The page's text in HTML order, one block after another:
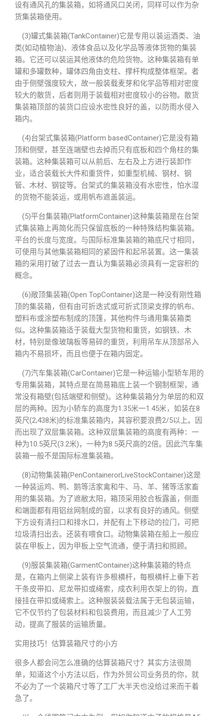
设有通风孔的集装箱，如将通风口关闭，同样可以作为杂
货集装箱使用。
(3)罐式集装箱(TankContainer)它是专用以装运酒类、油
类(如动植物油)、液体食品以及化学品等液体货物的集装
箱。它还可以装运其他液体的危险货物。这种集装箱有单
罐和多罐数种，罐体四角由支柱、撑杆构成整体框架。者
由于侧壁强度较大，故一般装载麦芽和化学品等相对密度
较大的散货，后者则用于装载相对密度较小的谷物。散货
集装箱顶部的装货口应设水密性良好的盖，以防雨水侵入
箱内。
(4)台架式集装箱(Platform basedContainer)它是没有箱
顶和侧壁，甚至连端壁也去掉而只有底板和四个角柱的集
装箱。这种集装箱可以从前后、左右及上方进行装卸作
业，适合装载长大件和重货件，如重型机械、钢材、钢
管、木材、钢锭等。台架式的集装箱没有水密性，怕水湿
的货物不能装运，或用帆布遮盖装运。
(5)平台集装箱(PlatformContainer)这种集装箱是在台架
式集装箱上再简化而只保留底板的一种特殊结构集装箱。
平台的长度与宽度。与国际标准集装箱的箱底尺寸相同，
可使用与其他集装箱相同的紧固件和起吊装置。这一集装
箱的采用打破了过去一直认为集装箱必须具有一定容积的
概念。
(6)敞顶集装箱(Open TopContainer)这是一种没有刚性箱
顶的集装箱，但有由可折迭式或可折式顶梁支撑的帆布、
塑料布或涂塑布制成的顶篷，其他构件与通用集装箱类
似。这种集装箱适于装载大型货物和重货，如钢铁、木
材，特别是像玻璃板等易碎的重货，利用吊车从顶部吊入
箱内不易损坏，而且也便于在箱内固定。
(7)汽车集装箱(CarContainer)它是一种运输小型轿车用的
专用集装箱，其特点是在简易箱底上装一个钢制框架，通
常没有箱壁(包括端壁和侧壁)。这种集装箱分为单层的和双
层的两种。因为小轿车的高度为1.35米一1.45米，如装在8
英尺(2;438米)的标准集装箱内，其容积要浪费2/5以上。因
而出现了双层集装箱。这种双层集装箱的高度有两种：一
种为10.5英尺(3.2米)，一种为8.5英尺高的2倍。因此汽车集
装箱一般不是国际标准集装箱。
(8)动物集装箱(PenContainerorLiveStockContainer)这是
一种装运鸡、鸭、鹅等活家禽和牛、马、羊、猪等活家畜
用的集装箱。为了遮敝太阳，箱顶采用胶合板露盖，侧面
和端面都有用铝丝网制成的窗，以求有良好的通风。侧壁
下方设有清扫口和排水口，并配有上下移动的拉门，可把
垃圾清扫出去。还装有喂食口。动物集装箱在船上一般应
装在甲板上，因为甲板上空气流通，便于清扫和照顾。
(9)服装集装箱(GarmentContainer)这种集装箱的特点
是，在箱内上侧梁上装有许多根横杆，每根横杆上垂下若
干条皮带扣、尼龙带扣或绳索，成衣利用衣架上的钩，直
接挂在带扣或绳索上。这种服装装载法属于无包装运输，
它不仅节约了包装材料和包装费用，而且减少了人工劳
动，提高了服装的运输质量。
实用技巧！估算装箱尺寸的小方
很多人都会问怎么准确的估算装箱尺寸？其实方法很简
单，知道这个小方法以后，作为外贸公司业务员的你，就
不必为了一个装箱尺寸等了工厂大半天也没给过来而干着
急了。